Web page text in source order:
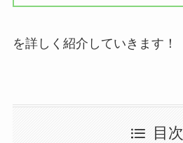
を詳しく紹介していきます！
目次